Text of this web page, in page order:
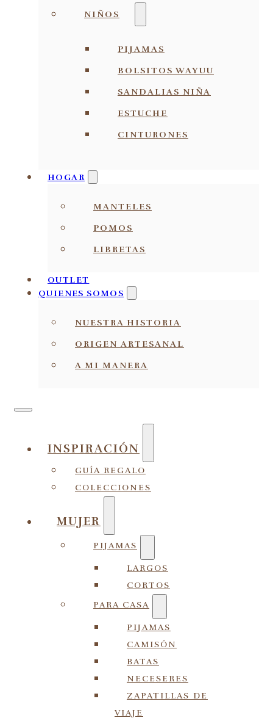
NIÑOS
PIJAMAS
BOLSITOS WAYUU
SANDALIAS NIÑA
ESTUCHE
CINTURONES
HOGAR
MANTELES
POMOS
LIBRETAS
OUTLET
QUIENES SOMOS
NUESTRA HISTORIA
ORIGEN ARTESANAL
A MI MANERA
INSPIRACIÓN
GUÍA REGALO
COLECCIONES
MUJER
PIJAMAS
LARGOS
CORTOS
PARA CASA
PIJAMAS
CAMISÓN
BATAS
NECESERES
ZAPATILLAS DE
VIAJE